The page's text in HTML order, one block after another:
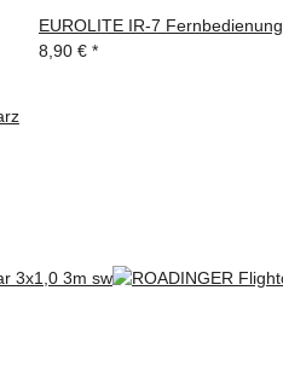
EUROLITE IR-7 Fernbedienung
8,90 € *